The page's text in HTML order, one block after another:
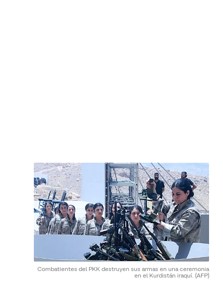
Combatientes del PKK destruyen sus armas en una ceremonia
en el Kurdistán iraquí. (AFP)